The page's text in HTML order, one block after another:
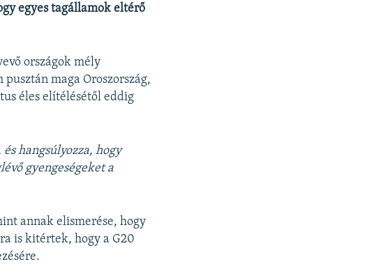
egyes tagállamok eltérő
országok mély
maga Oroszország,
éles elítélésétől eddig
hangsúlyozza, hogy
gyengeségeket a
annak elismerése, hogy
is kitértek, hogy a G20